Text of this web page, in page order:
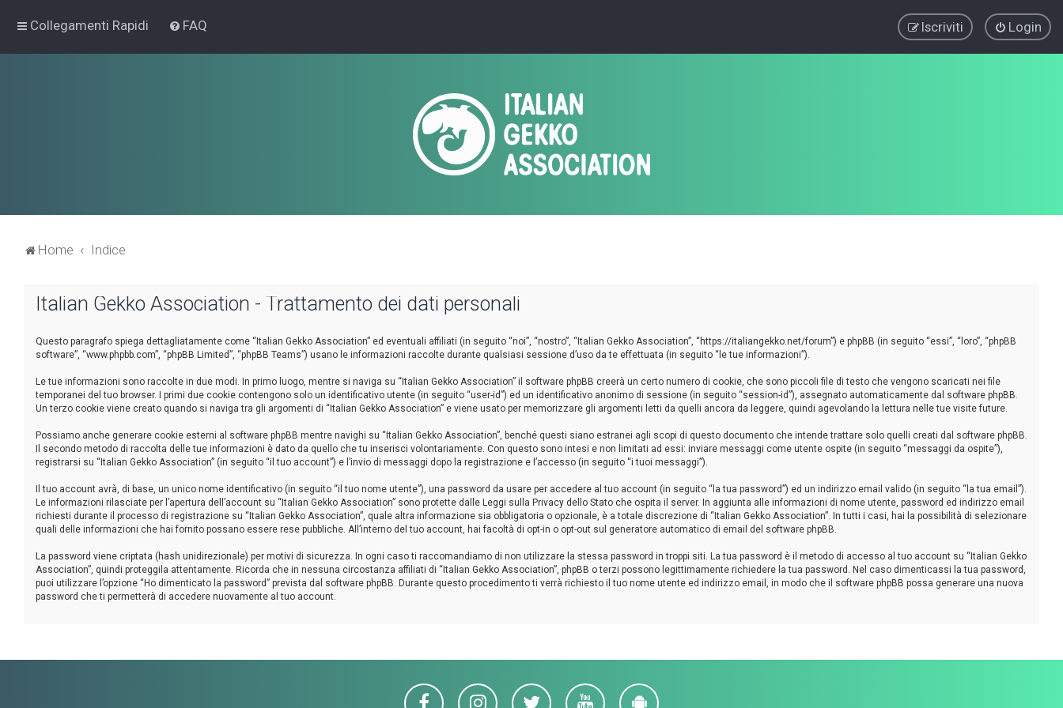
Collegamenti Rapidi FAQ Login
Iscriviti
Home Indice
Italian Gekko Association - Trattamento dei dati personali
Questo paragrafo spiega dettagliatamente come “Italian Gekko Association” ed eventuali affiliati (in seguito “noi”, “nostro”, “Italian Gekko Association”, “https://italiangekko.net/forum”) e phpBB (in seguito “essi”, “loro”, “phpBB
software”, “www.phpbb.com”, “phpBB Limited”, “phpBB Teams”) usano le informazioni raccolte durante qualsiasi sessione d’uso da te effettuata (in seguito “le tue informazioni”).
Le tue informazioni sono raccolte in due modi. In primo luogo, mentre si naviga su “Italian Gekko Association” il software phpBB creerà un certo numero di cookie, che sono piccoli file di testo che vengono scaricati nei file
temporanei del tuo browser. I primi due cookie contengono solo un identificativo utente (in seguito “user-id”) ed un identificativo anonimo di sessione (in seguito “session-id”), assegnato automaticamente dal software phpBB.
Un terzo cookie viene creato quando si naviga tra gli argomenti di “Italian Gekko Association” e viene usato per memorizzare gli argomenti letti da quelli ancora da leggere, quindi agevolando la lettura nelle tue visite future.
Possiamo anche generare cookie esterni al software phpBB mentre navighi su “Italian Gekko Association”, benché questi siano estranei agli scopi di questo documento che intende trattare solo quelli creati dal software phpBB.
Il secondo metodo di raccolta delle tue informazioni è dato da quello che tu inserisci volontariamente. Con questo sono intesi e non limitati ad essi: inviare messaggi come utente ospite (in seguito “messaggi da ospite”),
registrarsi su “Italian Gekko Association” (in seguito “il tuo account”) e l’invio di messaggi dopo la registrazione e l’accesso (in seguito “i tuoi messaggi”).
Il tuo account avrà, di base, un unico nome identificativo (in seguito “il tuo nome utente”), una password da usare per accedere al tuo account (in seguito “la tua password”) ed un indirizzo email valido (in seguito “la tua email”).
Le informazioni rilasciate per l’apertura dell’account su “Italian Gekko Association” sono protette dalle Leggi sulla Privacy dello Stato che ospita il server. In aggiunta alle informazioni di nome utente, password ed indirizzo email
richiesti durante il processo di registrazione su “Italian Gekko Association”, quale altra informazione sia obbligatoria o opzionale, è a totale discrezione di “Italian Gekko Association”. In tutti i casi, hai la possibilità di selezionare
quali delle informazioni che hai fornito possano essere rese pubbliche. All’interno del tuo account, hai facoltà di opt-in o opt-out sul generatore automatico di email del software phpBB.
La password viene criptata (hash unidirezionale) per motivi di sicurezza. In ogni caso ti raccomandiamo di non utilizzare la stessa password in troppi siti. La tua password è il metodo di accesso al tuo account su “Italian Gekko
Association”, quindi proteggila attentamente. Ricorda che in nessuna circostanza affiliati di “Italian Gekko Association”, phpBB o terzi possono legittimamente richiedere la tua password. Nel caso dimenticassi la tua password,
puoi utilizzare l’opzione “Ho dimenticato la password” prevista dal software phpBB. Durante questo procedimento ti verrà richiesto il tuo nome utente ed indirizzo email, in modo che il software phpBB possa generare una nuova
password che ti permetterà di accedere nuovamente al tuo account.